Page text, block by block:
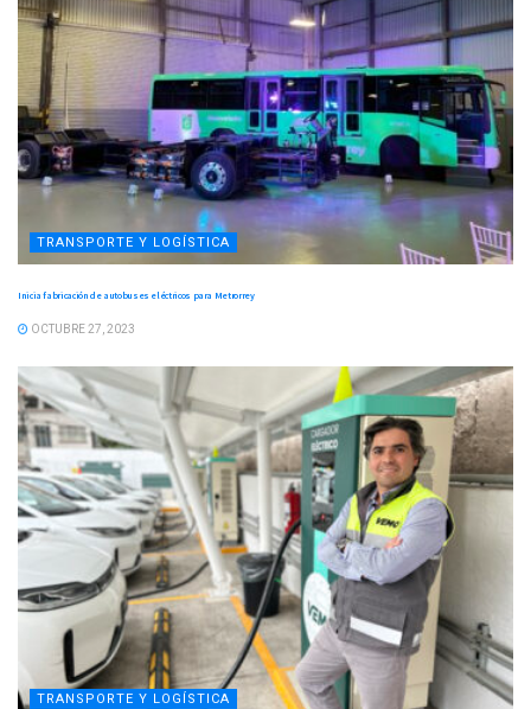
TRANSPORTE Y LOGÍSTICA
Inicia fabricación de autobuses eléctricos para Metrorrey
OCTUBRE 27, 2023
TRANSPORTE Y LOGÍSTICA